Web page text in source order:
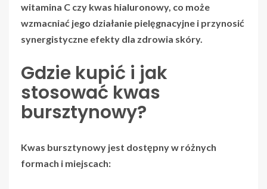
witamina C czy kwas hialuronowy, co może
wzmacniać jego działanie pielęgnacyjne i przynosić
synergistyczne efekty dla zdrowia skóry.
Gdzie kupić i jak
stosować kwas
bursztynowy?
Kwas bursztynowy jest dostępny w różnych
formach i miejscach: